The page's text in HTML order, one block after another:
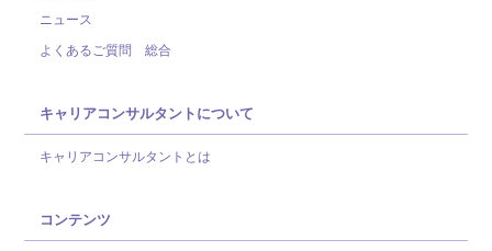
ニュース
よくあるご質問 総合
キャリアコンサルタントについて
キャリアコンサルタントとは
コンテンツ